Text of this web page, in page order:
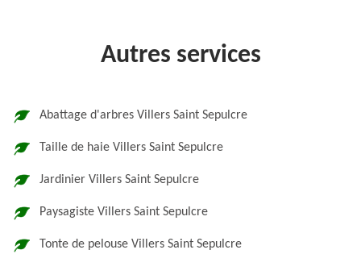
Autres services
Abattage d'arbres Villers Saint Sepulcre
Taille de haie Villers Saint Sepulcre
Jardinier Villers Saint Sepulcre
Paysagiste Villers Saint Sepulcre
Tonte de pelouse Villers Saint Sepulcre